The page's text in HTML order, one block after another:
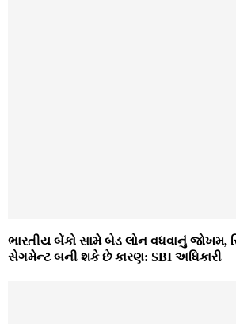
ભારતીય બેંકો સામે બેડ લોન વધવાનું જોખમ,
સેગમેન્ટ બની શકે છે કારણ: SBI અધિકારી